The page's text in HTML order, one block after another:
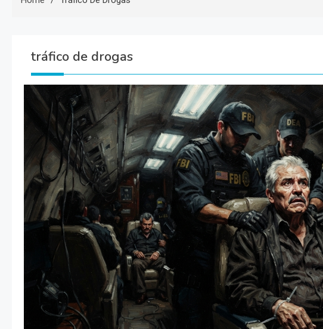
tráfico de drogas